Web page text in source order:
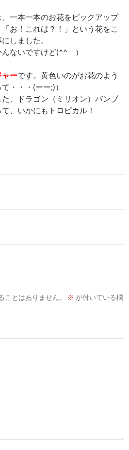
、一本一本のお花をピックアップ
お！これは？！」という花をこ
しました。
ないですけど(^^ゞ）
ャーです。黄色いのがお花のよう
・・・(ーー;)）
、ドラゴン（ミリオン）バンブ
、いかにもトロピカル！
ことはありません。 ※ が付いている欄